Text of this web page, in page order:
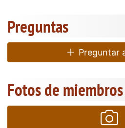
Preguntas
Preguntar
Fotos de miembros